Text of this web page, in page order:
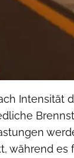
Intensität
während es